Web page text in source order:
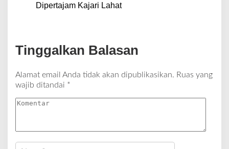
Dipertajam Kajari Lahat
Tinggalkan Balasan
Alamat email Anda tidak akan dipublikasikan. Ruas yang
wajib ditandai *